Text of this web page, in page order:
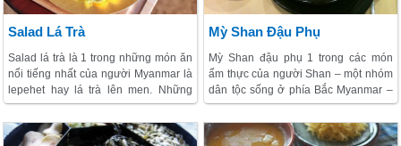
Salad Lá Trà
Salad lá trà là 1 trong những món ăn
nổi tiếng nhất của người Myanmar là
lepehet hay lá trà lên men. Những
chiếc lá này được sử dụng để làm
món salad nổi tiếng.
Mỳ Shan Đậu Phụ
Mỳ Shan đậu phụ 1 trong các món
ẩm thực của người Shan – một nhóm
dân tộc sống ở phía Bắc Myanmar –
khổng chỉ được người dân nước này
ưa thích mà ngay cả các khách thăm
quan lần đầu tiên nếm thử cũng chết